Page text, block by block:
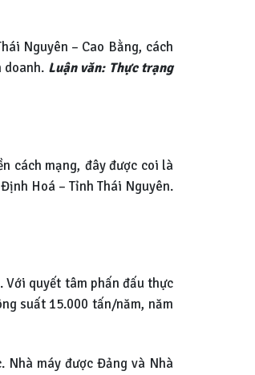
Nguyên – Cao Bằng, cách
doanh. Luận văn: Thực trạng
cách mạng, đây được coi là
Hoá – Tỉnh Thái Nguyên.
Với quyết tâm phấn đấu thực
suất 15.000 tấn/năm, năm
Nhà máy được Đảng và Nhà